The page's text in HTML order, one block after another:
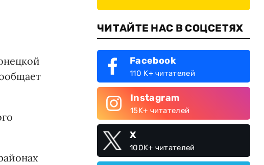
ЧИТАЙТЕ НАС В СОЦСЕТЯХ
Facebook
110 K+ читателей
Instagram
15K+ читателей
X
100K+ читателей